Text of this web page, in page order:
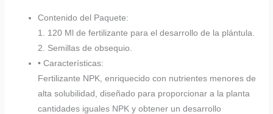
Contenido del Paquete:
1. 120 Ml de fertilizante para el desarrollo de la plántula.
2. Semillas de obsequio.
• Características:
Fertilizante NPK, enriquecido con nutrientes menores de
alta solubilidad, diseñado para proporcionar a la planta
cantidades iguales NPK y obtener un desarrollo